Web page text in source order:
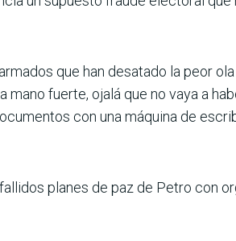
que han desatado la peor
fuerte, ojalá que no vaya a
con una máquina de
planes de paz de Petro con